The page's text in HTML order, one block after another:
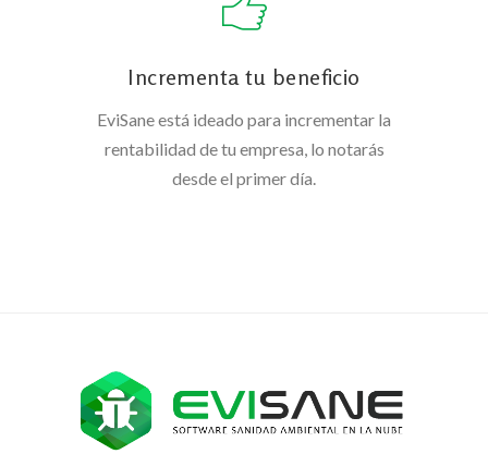
Incrementa tu beneficio
EviSane está ideado para incrementar la
rentabilidad de tu empresa, lo notarás
desde el primer día.